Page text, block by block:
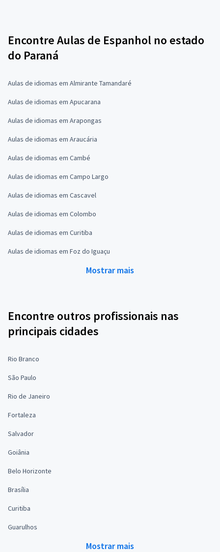
Encontre Aulas de Espanhol no estado
do Paraná
Aulas de idiomas em Almirante Tamandaré
Aulas de idiomas em Apucarana
Aulas de idiomas em Arapongas
Aulas de idiomas em Araucária
Aulas de idiomas em Cambé
Aulas de idiomas em Campo Largo
Aulas de idiomas em Cascavel
Aulas de idiomas em Colombo
Aulas de idiomas em Curitiba
Aulas de idiomas em Foz do Iguaçu
Mostrar mais
Encontre outros profissionais nas
principais cidades
Rio Branco
São Paulo
Rio de Janeiro
Fortaleza
Salvador
Goiânia
Belo Horizonte
Brasília
Curitiba
Guarulhos
Mostrar mais